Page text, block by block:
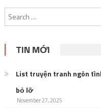
TIN MỚI
List truyện tranh ngôn
bỏ lỡ
November 27, 2025